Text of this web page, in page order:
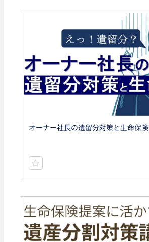
オーナー社長の遺留分対策と生命保険